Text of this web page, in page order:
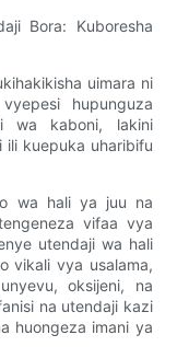
Bora: Kuboresha
uimara ni
hupunguza
wa kaboni, lakini
ili kuepuka uharibifu
wa hali ya juu na
vifaa vya
utendaji wa hali
vikali vya usalama,
oksijeni, na
na utendaji kazi
huongeza imani ya